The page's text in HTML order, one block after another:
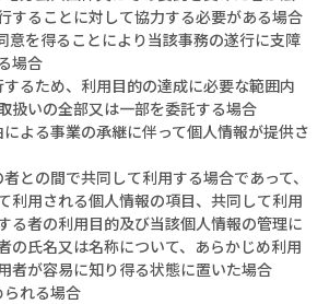
することに対して協力する必要がある場合
意を得ることにより当該事務の遂行に支障
場合
るため、利用目的の達成に必要な範囲内
扱いの全部又は一部を委託する場合
よる事業の承継に伴って個人情報が提供さ
との間で共同して利用する場合であって、
利用される個人情報の項目、共同して利用
る者の利用目的及び当該個人情報の管理に
の氏名又は名称について、あらかじめ利用
者が容易に知り得る状態に置いた場合
れる場合